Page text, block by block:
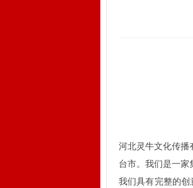
河北灵牛文化传播
台市。我们是一家
我们具有完整的